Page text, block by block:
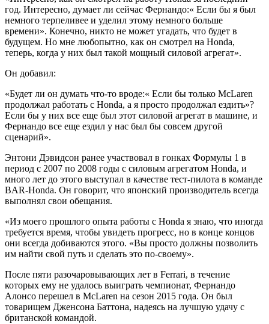
год. Интересно, думает ли сейчас Фернандо:« Если бы я был
немного терпеливее и уделил этому немного больше
времени». Конечно, никто не может угадать, что будет в
будущем. Но мне любопытно, как он смотрел на Honda,
теперь, когда у них был такой мощный силовой агрегат».
Он добавил:
«Будет ли он думать что-то вроде:« Если бы только McLaren
продолжал работать с Honda, а я просто продолжал ездить»?
Если бы у них все еще был этот силовой агрегат в машине, и
Фернандо все еще ездил у нас был бы совсем другой
сценарий».
Энтони Дэвидсон ранее участвовал в гонках Формулы 1 в
период с 2007 по 2008 годы с силовым агрегатом Honda, и
много лет до этого выступал в качестве тест-пилота в команде
BAR-Honda. Он говорит, что японский производитель всегда
выполнял свои обещания.
«Из моего прошлого опыта работы с Honda я знаю, что иногда
требуется время, чтобы увидеть прогресс, но в конце концов
они всегда добиваются этого. «Вы просто должны позволить
им найти свой путь и сделать это по-своему».
После пяти разочаровывающих лет в Ferrari, в течение
которых ему не удалось выиграть чемпионат, Фернандо
Алонсо перешел в McLaren на сезон 2015 года. Он был
товарищем Дженсона Баттона, надеясь на лучшую удачу с
британской командой.